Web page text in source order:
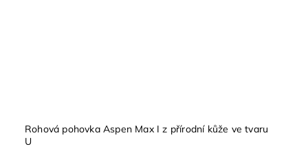
Rohová pohovka Aspen Max I z přírodní kůže ve tvaru
U